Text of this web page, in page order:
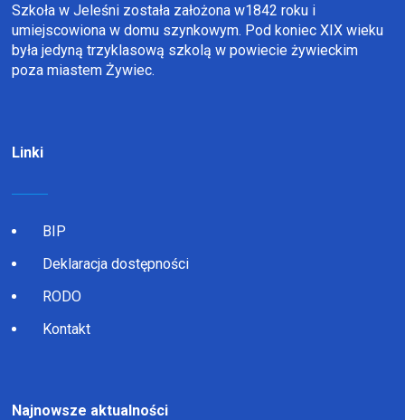
Szkoła w Jeleśni została założona w1842 roku i
umiejscowiona w domu szynkowym. Pod koniec XIX wieku
była jedyną trzyklasową szkolą w powiecie żywieckim
poza miastem Żywiec.
Linki
BIP
Deklaracja dostępności
RODO
Kontakt
Najnowsze aktualności